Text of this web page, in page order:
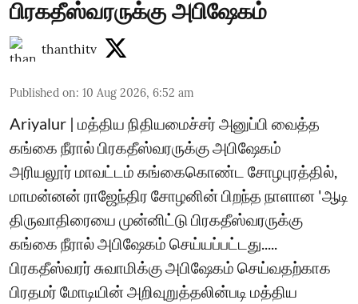
பிரகதீஸ்வரருக்கு அபிஷேகம்
thanthitv
Published on: 10 Aug 2026, 6:52 am
Ariyalur | மத்திய நிதியமைச்சர் அனுப்பி வைத்த
கங்கை நீரால் பிரகதீஸ்வரருக்கு அபிஷேகம்
அரியலூர் மாவட்டம் கங்கைகொண்ட சோழபுரத்தில்,
மாமன்னன் ராஜேந்திர சோழனின் பிறந்த நாளான 'ஆடி
திருவாதிரையை முன்னிட்டு பிரகதீஸ்வரருக்கு
கங்கை நீரால் அபிஷேகம் செய்யப்பட்டது.....
பிரகதீஸ்வரர் சுவாமிக்கு அபிஷேகம் செய்வதற்காக
பிரதமர் மோடியின் அறிவுறுத்தலின்படி மத்திய